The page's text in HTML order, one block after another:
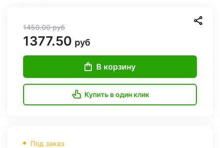
1450.00руб
1377.50 руб
В корзину
Купить в один клик
Под заказ